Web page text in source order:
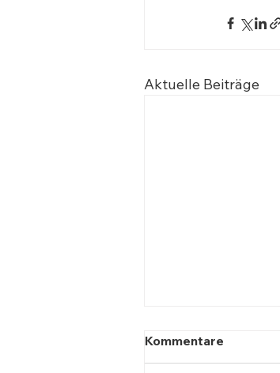
Aktuelle Beiträge
Kommentare